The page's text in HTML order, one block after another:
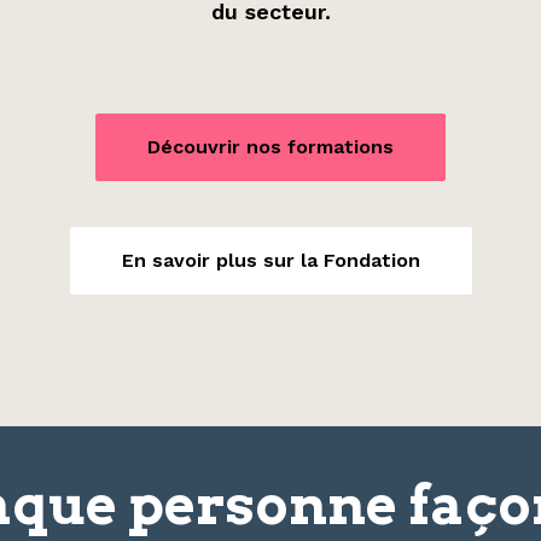
du secteur.
Découvrir nos formations
En savoir plus sur la Fondation
personne